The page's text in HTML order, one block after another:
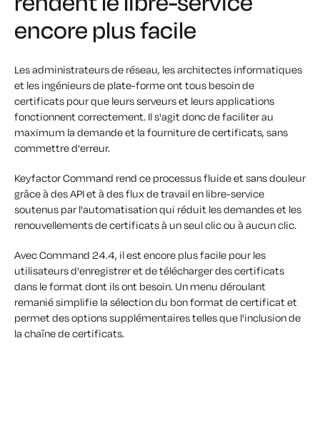
encore plus facile
Les administrateurs de réseau, les architectes informatiques
et les ingénieurs de plate-forme ont tous besoin de
certificats pour que leurs serveurs et leurs applications
fonctionnent correctement. Il s'agit donc de faciliter au
maximum la demande et la fourniture de certificats, sans
commettre d'erreur.
Keyfactor Command rend ce processus fluide et sans douleur
grâce à des API et à des flux de travail en libre-service
soutenus par l'automatisation qui réduit les demandes et les
renouvellements de certificats à un seul clic ou à aucun clic.
Avec Command 24.4, il est encore plus facile pour les
utilisateurs d'enregistrer et de télécharger des certificats
dans le format dont ils ont besoin. Un menu déroulant
remanié simplifie la sélection du bon format de certificat et
permet des options supplémentaires telles que l'inclusion de
la chaîne de certificats.